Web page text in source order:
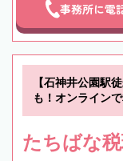
事務所に電
【石神井公園駅
も！オンライン
たちばな